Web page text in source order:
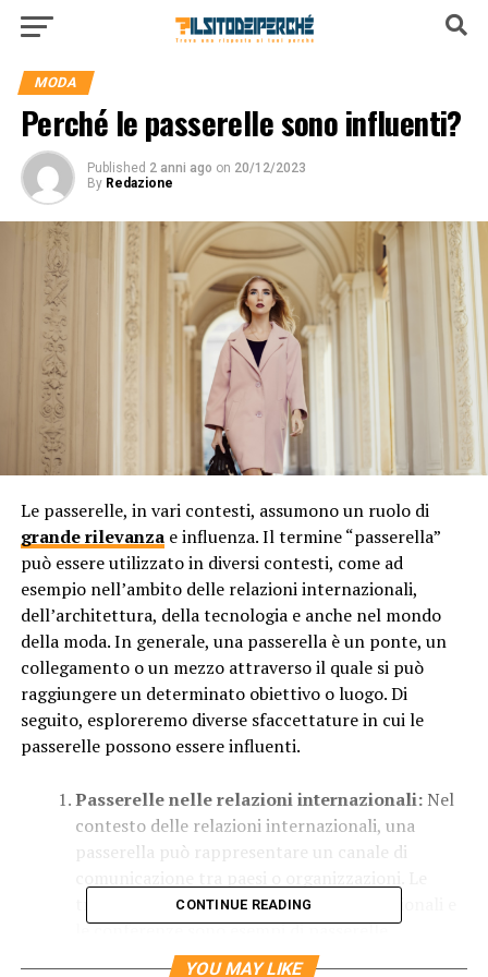
MODA
Perché le passerelle sono influenti?
Published 2 anni ago on 20/12/2023
By Redazione
Le passerelle, in vari contesti, assumono un ruolo di
grande rilevanzae influenza. Il termine “passerella”
può essere utilizzato in diversi contesti, come ad
esempio nell’ambito delle relazioni internazionali,
dell’architettura, della tecnologia e anche nel mondo
della moda. In generale, una passerella è un ponte, un
collegamento o un mezzo attraverso il quale si può
raggiungere un determinato obiettivo o luogo. Di
seguito, esploreremo diverse sfaccettature in cui le
passerelle possono essere influenti.
Passerelle nelle relazioni internazionali:Nel
contesto delle relazioni internazionali, una
passerella può rappresentare un canale di
trattative diplomatiche, i vertici internazionali e
le conferenze sono esempi di passerelle
attraverso le quali gli attori internazionali
CONTINUE READING
YOU MAY LIKE